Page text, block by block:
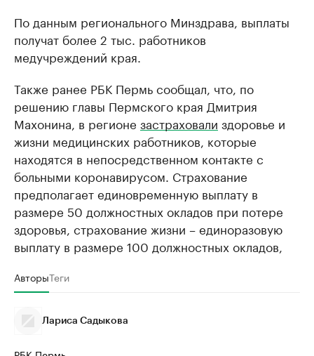
По данным регионального Минздрава, выплаты
получат более 2 тыс. работников
медучреждений края.
Также ранее РБК Пермь сообщал, что, по
решению главы Пермского края Дмитрия
Махонина, в регионе застраховали здоровье и
жизни медицинских работников, которые
находятся в непосредственном контакте с
больными коронавирусом. Страхование
предполагает единовременную выплату в
размере 50 должностных окладов при потере
здоровья, страхование жизни – единоразовую
выплату в размере 100 должностных окладов,
АвторыТеги
Лариса Садыкова